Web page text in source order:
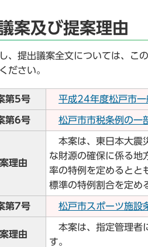
案及び提案理由
、提出議案全文については、こ
ださい。
第5号 平成24年度松戸市
第6号 松戸市市税条例の一
理由
本案は、東日本大震
な財源の確保に係る地
率の特例を定めるとと
標準の特例割合を定め
第7号 松戸市スポーツ施設
理由
本案は、指定管理者
す。